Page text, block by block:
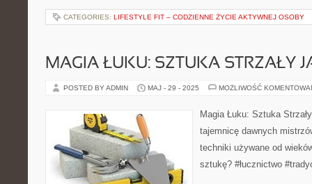
CATEGORIES: LIFESTYLE FIT – CODZIENNE ŻYCIE AKTYWNEJ OSOBY
MAGIA ŁUKU: SZTUKA STRZAŁY
POSTED BY ADMIN MAJ - 29 - 2025 MOŻLIWOŚĆ
Magia Łuku: Sztuka
tajemnicę dawnych
techniki używane od
sztukę? #łucznictwo